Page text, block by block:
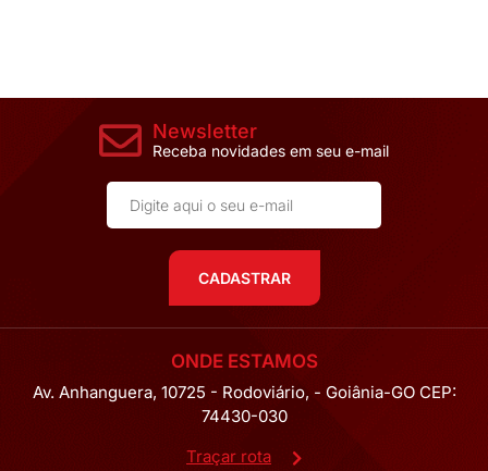
Newsletter
Receba novidades em seu e-mail
CADASTRAR
ONDE ESTAMOS
Av. Anhanguera, 10725 - Rodoviário, - Goiânia-GO CEP:
74430-030
Traçar rota